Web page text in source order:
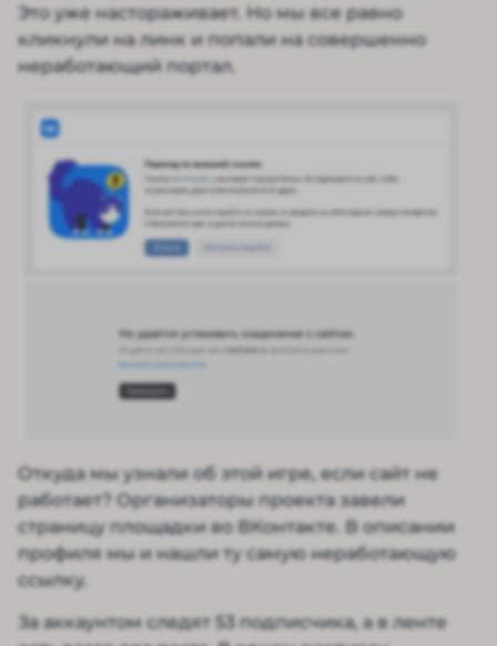
Это уже настораживает. Но мы все равно
кликнули на линк и попали на совершенно
неработающий портал.
Откуда мы узнали об этой игре, если сайт не
работает? Организаторы проекта завели
страницу площадки во ВКонтакте. В описании
профиля мы и нашли ту самую неработающую
ссылку.
За аккаунтом следят 53 подписчика, а в ленте